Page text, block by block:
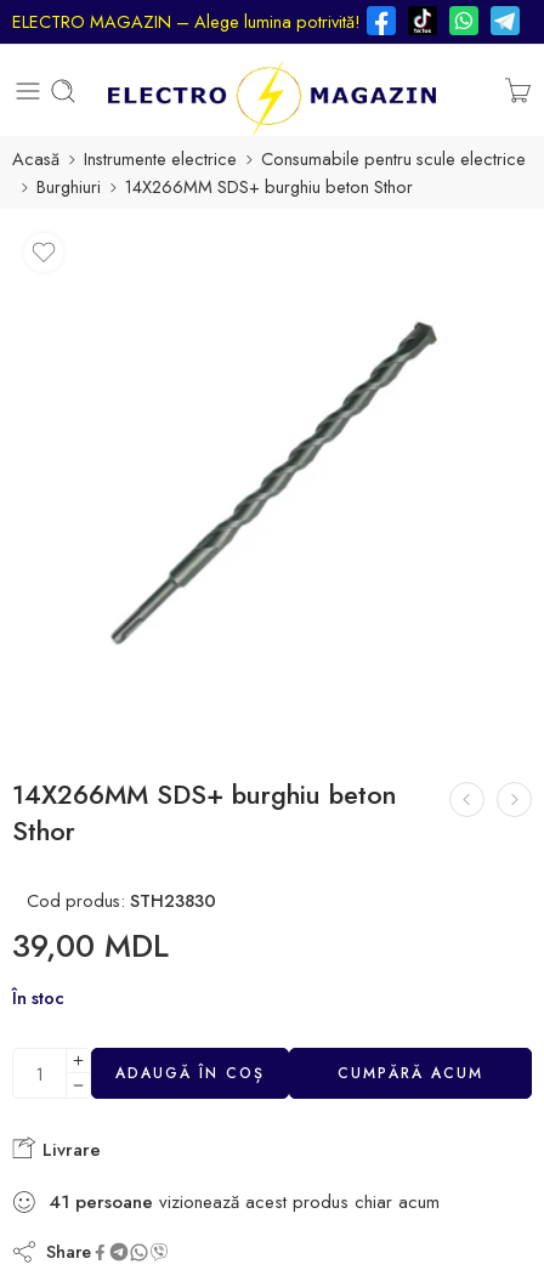
ELECTRO MAGAZIN – Alege lumina potrivită!
Acasă Instrumente electrice
Consumabile pentru scule electrice
Burghiuri
14X266MM SDS+ burghiu beton Sthor
14X266MM SDS+ burghiu beton
Sthor
Cod produs: STH23830
39,00 MDL
În stoc
ADAUGĂ ÎN COȘ CUMPĂRĂ ACUM
Livrare
41 persoane vizionează acest produs chiar acum
Share